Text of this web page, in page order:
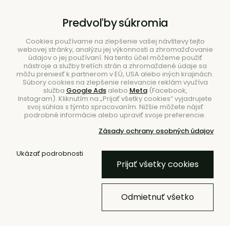
Hľadať
Úvod Doplnky Prehozy a deky
Deka Hilu Purple‚ Lilac & Green
– fialová/zelená
Predvoľby súkromia
Cookies používame na zlepšenie vašej návštevy tejto
webovej stránky, analýzu jej výkonnosti a zhromažďovanie
údajov o jej používaní. Na tento účel môžeme použiť
nástroje a služby tretích strán a zhromaždené údaje sa
môžu preniesť k partnerom v EÚ, USA alebo iných krajinách.
Súbory cookies na zlepšenie relevancie reklám využíva
služba Google Adsalebo Meta(Facebook,
Instagram). Kliknutím na „Prijať všetky cookies“ vyjadrujete
svoj súhlas s týmto spracovaním. Nižšie môžete nájsť
podrobné informácie alebo upraviť svoje preferencie.
Zásady ochrany osobných údajov
Ukázať podrobnosti
Prijať všetky cookies
Odmietnuť všetko